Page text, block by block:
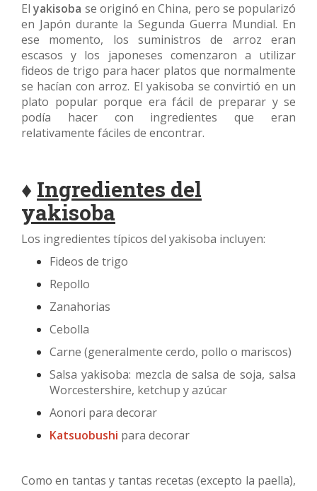
Elyakisoba se originó en China, pero se popularizó
en Japón durante la Segunda Guerra Mundial. En
ese momento, los suministros de arroz eran
escasos y los japoneses comenzaron a utilizar
fideos de trigo para hacer platos que normalmente
se hacían con arroz. El yakisoba se convirtió en un
plato popular porque era fácil de preparar y se
podía hacer con ingredientes que eran
relativamente fáciles de encontrar.
♦ Ingredientes del
yakisoba
Los ingredientes típicos del yakisoba incluyen:
Fideos de trigo
Repollo
Zanahorias
Cebolla
Carne (generalmente cerdo, pollo o mariscos)
Salsa yakisoba: mezcla de salsa de soja, salsa
Worcestershire, ketchup y azúcar
Aonori para decorar
Katsuobushi para decorar
Como en tantas y tantas recetas (excepto la paella),